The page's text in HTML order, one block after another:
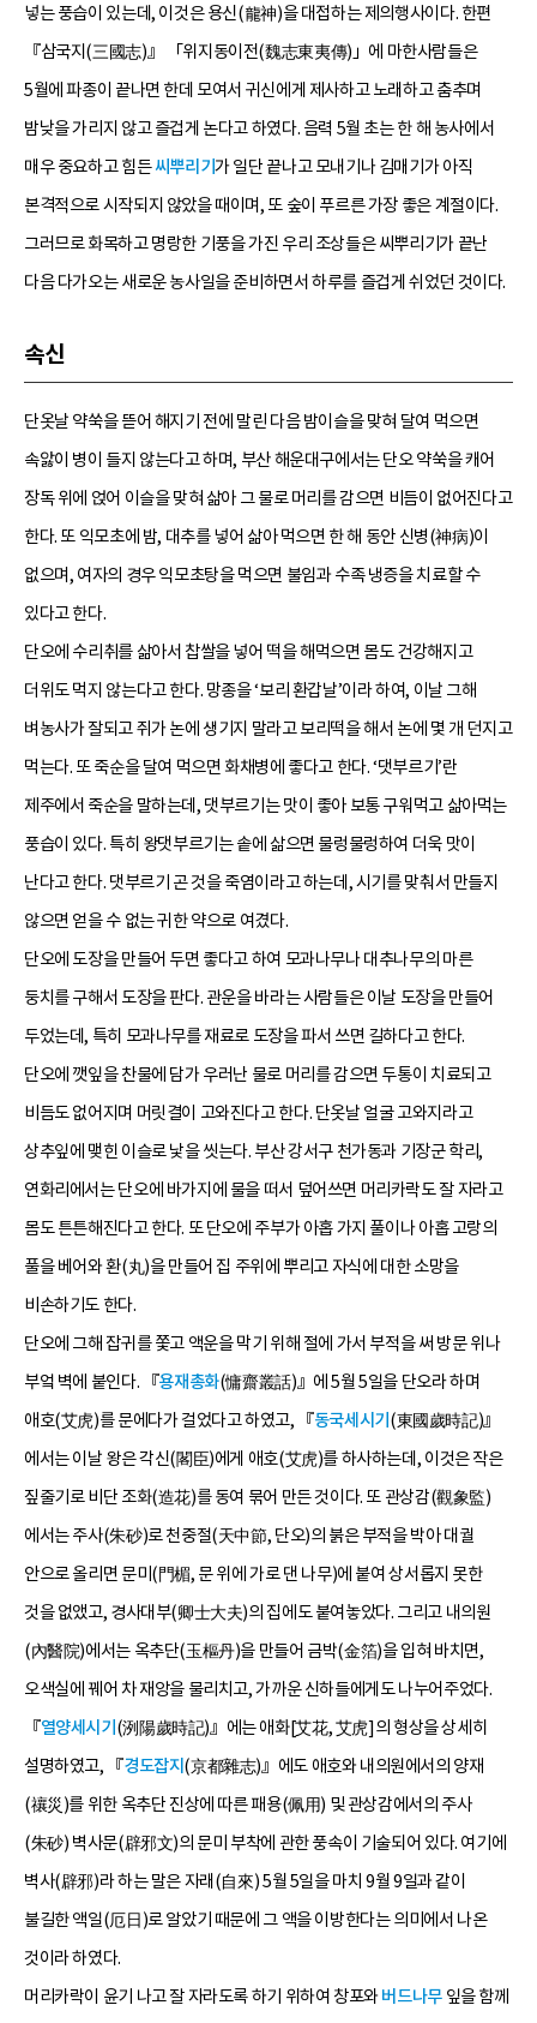
넣는 풍습이 있는데, 이것은 용신(龍神)을 대접하는 제의행사이다. 한편
『삼국지(三國志)』 「위지동이전(魏志東夷傳)」에 마한사람들은
5월에 파종이 끝나면 한데 모여서 귀신에게 제사하고 노래하고 춤추며
밤낮을 가리지 않고 즐겁게 논다고 하였다. 음력 5월 초는 한 해 농사에서
매우 중요하고 힘든씨뿌리기가 일단 끝나고 모내기나 김매기가 아직
본격적으로 시작되지 않았을 때이며, 또 숲이 푸르른 가장 좋은 계절이다.
그러므로 화목하고 명랑한 기풍을 가진 우리 조상들은 씨뿌리기가 끝난
다음 다가오는 새로운 농사일을 준비하면서 하루를 즐겁게 쉬었던 것이다.
속신
단옷날 약쑥을 뜯어 해지기 전에 말린 다음 밤이슬을 맞혀 달여 먹으면
속앓이 병이 들지 않는다고 하며, 부산 해운대구에서는 단오 약쑥을 캐어
장독 위에 얹어 이슬을 맞혀 삶아 그 물로 머리를 감으면 비듬이 없어진다고
한다. 또 익모초에 밤, 대추를 넣어 삶아 먹으면 한 해 동안 신병(神病)이
없으며, 여자의 경우 익모초탕을 먹으면 불임과 수족 냉증을 치료할 수
있다고 한다.
단오에 수리취를 삶아서 찹쌀을 넣어 떡을 해먹으면 몸도 건강해지고
더위도 먹지 않는다고 한다. 망종을 ‘보리 환갑날’이라 하여, 이날 그해
벼농사가 잘되고 쥐가 논에 생기지 말라고 보리떡을 해서 논에 몇 개 던지고
먹는다. 또 죽순을 달여 먹으면 화채병에 좋다고 한다. ‘댓부르기’란
제주에서 죽순을 말하는데, 댓부르기는 맛이 좋아 보통 구워먹고 삶아먹는
풍습이 있다. 특히 왕댓부르기는 솥에 삶으면 물렁물렁하여 더욱 맛이
난다고 한다. 댓부르기 곤 것을 죽염이라고 하는데, 시기를 맞춰서 만들지
않으면 얻을 수 없는 귀한 약으로 여겼다.
단오에 도장을 만들어 두면 좋다고 하여 모과나무나 대추나무의 마른
둥치를 구해서 도장을 판다. 관운을 바라는 사람들은 이날 도장을 만들어
두었는데, 특히 모과나무를 재료로 도장을 파서 쓰면 길하다고 한다.
단오에 깻잎을 찬물에 담가 우러난 물로 머리를 감으면 두통이 치료되고
비듬도 없어지며 머릿결이 고와진다고 한다. 단옷날 얼굴 고와지라고
상추잎에 맺힌 이슬로 낯을 씻는다. 부산 강서구 천가동과 기장군 학리,
연화리에서는 단오에 바가지에 물을 떠서 덮어쓰면 머리카락도 잘 자라고
몸도 튼튼해진다고 한다. 또 단오에 주부가 아홉 가지 풀이나 아홉 고랑의
풀을 베어와 환(丸)을 만들어 집 주위에 뿌리고 자식에 대한 소망을
비손하기도 한다.
단오에 그해 잡귀를 쫓고 액운을 막기 위해 절에 가서 부적을 써 방문 위나
부엌 벽에 붙인다. 『용재총화(慵齋叢話)』에 5월 5일을 단오라 하며
애호(艾虎)를 문에다가 걸었다고 하였고, 『동국세시기 (東國歲時記)』
에서는 이날 왕은 각신(閣臣)에게 애호(艾虎)를 하사하는데, 이것은 작은
짚줄기로 비단 조화(造花)를 동여 묶어 만든 것이다. 또 관상감(觀象監)
에서는 주사(朱砂)로 천중절(天中節, 단오)의 붉은 부적을 박아 대궐
안으로 올리면 문미(門楣, 문 위에 가로 댄 나무)에 붙여 상서롭지 못한
것을 없앴고, 경사대부(卿士大夫)의 집에도 붙여놓았다. 그리고 내의원
(內醫院)에서는 옥추단(玉樞丹)을 만들어 금박(金箔)을 입혀 바치면,
오색실에 꿰어 차 재앙을 물리치고, 가까운 신하들에게도 나누어주었다.
『열양세시기 (洌陽歲時記)』에는 애화[艾花, 艾虎]의 형상을 상세히
설명하였고, 『경도잡지 (京都雜志)』에도 애호와 내의원에서의 양재
(禳災)를 위한 옥추단 진상에 따른 패용(佩用) 및 관상감에서의 주사
(朱砂) 벽사문(辟邪文)의 문미 부착에 관한 풍속이 기술되어 있다. 여기에
벽사(辟邪)라 하는 말은 자래(自來) 5월 5일을 마치 9월 9일과 같이
불길한 액일(厄日)로 알았기 때문에 그 액을 이방한다는 의미에서 나온
것이라 하였다.
머리카락이 윤기 나고 잘 자라도록 하기 위하여 창포와버드나무잎을 함께